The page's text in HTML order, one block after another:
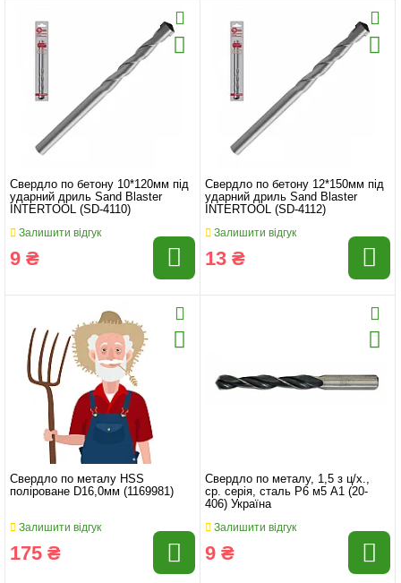
Свердло по бетону 10*120мм під
ударний дриль Sand Blaster
INTERTOOL (SD-4110)
Залишити відгук
9 ₴
Свердло по бетону 12*150мм під
ударний дриль Sand Blaster
INTERTOOL (SD-4112)
Залишити відгук
13 ₴
Свердло по металу HSS
поліроване D16,0мм (1169981)
Залишити відгук
175 ₴
Свердло по металу, 1,5 з ц/х.,
ср. серія, сталь Р6 м5 А1 (20-
406) Україна
Залишити відгук
9 ₴